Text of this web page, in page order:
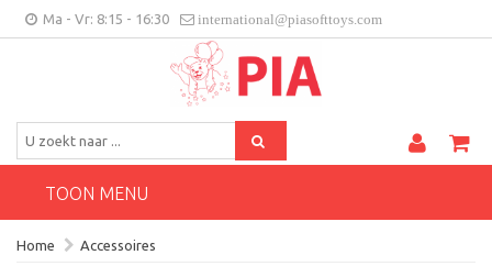
Ma - Vr: 8:15 - 16:30 international@piasofttoys.com
Klantenfeedback
BE/NL
TOON MENU
Home Accessoires